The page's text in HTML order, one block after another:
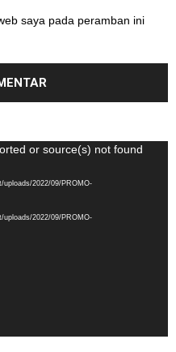
saya pada peramban ini
or source(s) not found
2022/09/PROMO-
2022/09/PROMO-